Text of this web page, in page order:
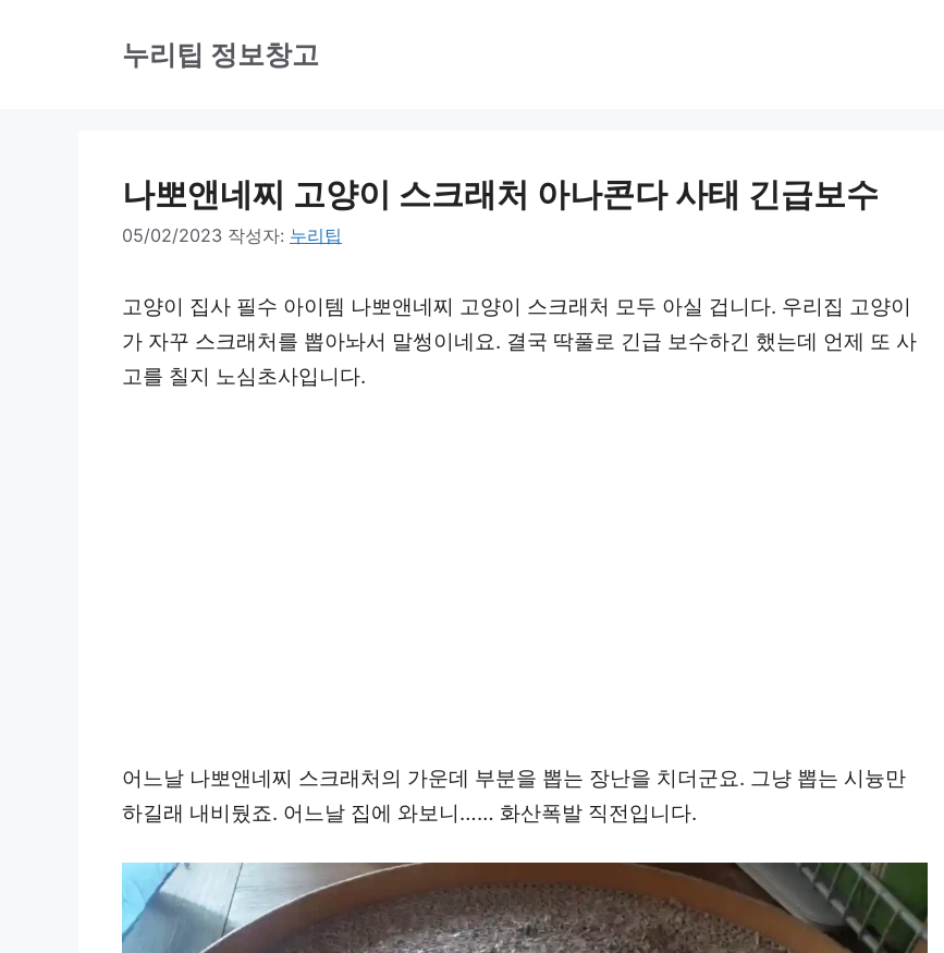
누리팁 정보창고
나뽀앤네찌 고양이 스크래처 아나콘다 사태 긴급보수
05/02/2023 작성자: 누리팁
고양이 집사 필수 아이템 나뽀앤네찌 고양이 스크래처 모두 아실 겁니다. 우리집 고양이
가 자꾸 스크래처를 뽑아놔서 말썽이네요. 결국 딱풀로 긴급 보수하긴 했는데 언제 또 사
고를 칠지 노심초사입니다.
어느날 나뽀앤네찌 스크래처의 가운데 부분을 뽑는 장난을 치더군요. 그냥 뽑는 시늉만
하길래 내비뒀죠. 어느날 집에 와보니…… 화산폭발 직전입니다.